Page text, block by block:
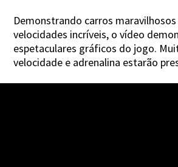
Demonstrando carros
velocidades incríveis, o vídeo
espetaculares gráficos do jogo.
velocidade e adrenalina estarão